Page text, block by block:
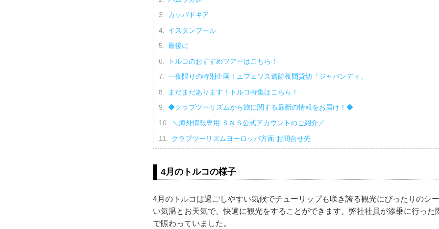
カッパドキア
イスタンブール
最後に
トルコのおすすめツアーはこちら！
一夜限りの特別企画！エフェソス遺跡夜間貸切「ジャパンディ」
まだまだあります！トルコ特集はこちら！
◆クラブツーリズムから旅に関する最新の情報をお届け！◆
＼海外情報専用 ＳＮＳ公式アカウントのご紹介／
クラブツーリズムヨーロッパ方面 お問合せ先
4月のトルコの様子
4月のトルコは過ごしやすい気候でチューリップも咲き誇る観光にぴったりのシ
い気温とお天気で、快適に観光をすることができます。弊社社員が添乗に行った
で賑わっていました。